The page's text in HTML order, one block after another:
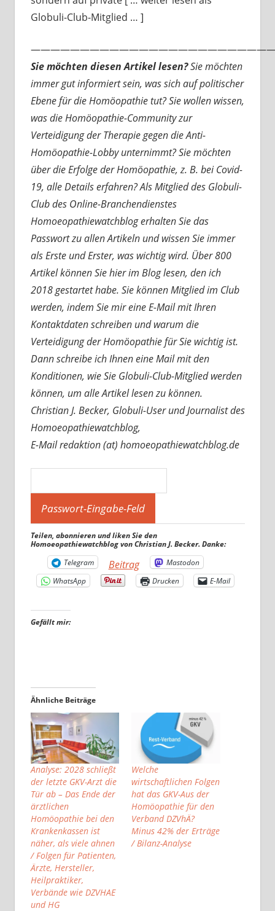
Globuli-Club-Mitglied … ]
Sie möchten diesen Artikel lesen?Sie möchten
immer gut informiert sein, was sich auf politischer
Ebene für die Homöopathie tut? Sie wollen wissen,
was die Homöopathie-Community zur
Verteidigung der Therapie gegen die Anti-
Homöopathie-Lobby unternimmt? Sie möchten
über die Erfolge der Homöopathie, z. B. bei Covid-
19, alle Details erfahren? Als Mitglied des Globuli-
Club des Online-Branchendienstes
Homoeopathiewatchblog erhalten Sie das
Passwort zu allen Artikeln und wissen Sie immer
als Erste und Erster, was wichtig wird. Über 800
Artikel können Sie hier im Blog lesen, den ich
2018 gestartet habe. Sie können Mitglied im Club
werden, indem Sie mir eine E-Mail mit Ihren
Kontaktdaten schreiben und warum die
Verteidigung der Homöopathie für Sie wichtig ist.
Dann schreibe ich Ihnen eine Mail mit den
Konditionen, wie Sie Globuli-Club-Mitglied werden
können, um alle Artikel lesen zu können.
Christian J. Becker, Globuli-User und Journalist des
Homoeopathiewatchblog,
E-Mail redaktion (at) homoeopathiewatchblog.de
Teilen, abonnieren und liken Sie den
Homoeopathiewatchblog von Christian J. Becker. Danke:
Telegram
Beitrag
Mastodon
WhatsApp
Drucken E-Mail
Gefällt mir:
Ähnliche Beiträge
Analyse: 2028 schließt
der letzte GKV-Arzt die
Tür ab – Das Ende der
ärztlichen
Homöopathie bei den
Krankenkassen ist
näher, als viele ahnen
/ Folgen für Patienten,
Ärzte, Hersteller,
Heilpraktiker,
Verbände wie DZVHAE
und HG
Welche
wirtschaftlichen Folgen
hat das GKV-Aus der
Homöopathie für den
Verband DZVhÄ?
Minus 42% der Erträge
/ Bilanz-Analyse